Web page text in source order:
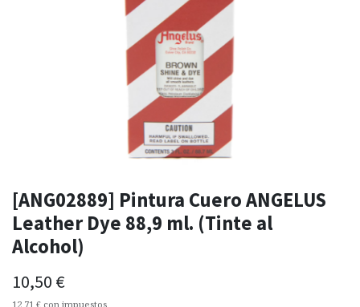
[ANG02889] Pintura Cuero ANGELUS
Leather Dye 88,9 ml. (Tinte al
Alcohol)
10,50 €
12,71 € con impuestos